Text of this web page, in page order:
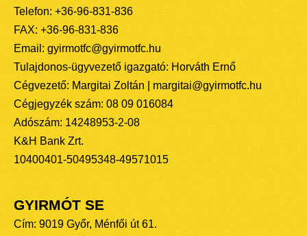
Telefon: +36-96-831-836
FAX: +36-96-831-836
Email: gyirmotfc@gyirmotfc.hu
Tulajdonos-ügyvezető igazgató: Horváth Ernő
Cégvezető: Margitai Zoltán | margitai@gyirmotfc.hu
Cégjegyzék szám: 08 09 016084
Adószám: 14248953-2-08
K&H Bank Zrt.
10400401-50495348-49571015
GYIRMÓT SE
Cím: 9019 Győr, Ménfői út 61.